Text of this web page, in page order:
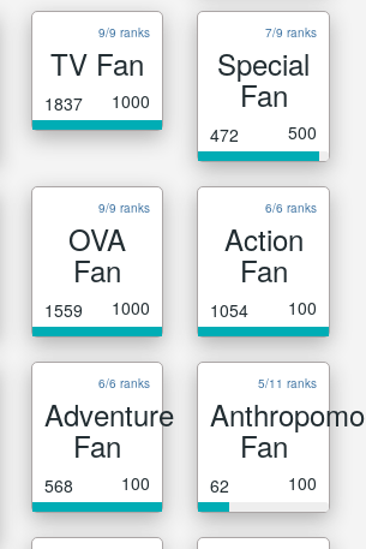
9/9 ranks
TV Fan
1837 1000
7/9 ranks
Special
Fan
472 500
9/9 ranks
OVA
Fan
1559 1000
6/6 ranks
Action
Fan
1054 100
6/6 ranks
Adventure
Fan
568 100
5/11 ranks
Fan
62 100